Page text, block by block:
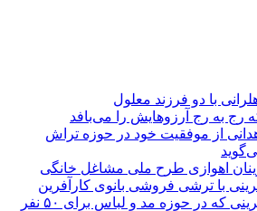
با دو فرزند معلول
رج به رج آرزوهایش را می‌بافد
از موفقیت خود در حوزه تراش
اهوازی طرح ملی مشاغل خانگی
با ترشی فروشی بانوی کارآفرین
روایت بانوی کارآفرینی که در حوزه مد و لباس برای ۵۰ نفر